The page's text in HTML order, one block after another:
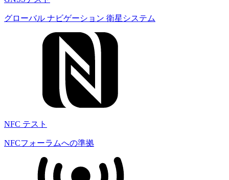
グローバル ナビゲーション 衛星システム
NFC テスト
NFCフォーラムへの準拠